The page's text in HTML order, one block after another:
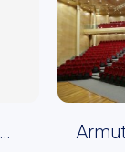
Adım Adım Sahne